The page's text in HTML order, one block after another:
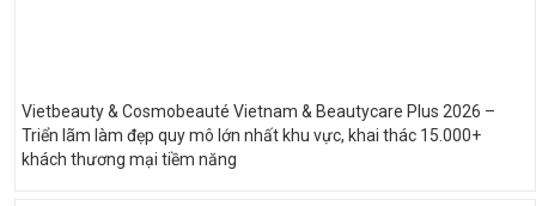
Vietbeauty & Cosmobeauté Vietnam & Beautycare Plus 2026 –
Triển lãm làm đẹp quy mô lớn nhất khu vực, khai thác 15.000+
khách thương mại tiềm năng